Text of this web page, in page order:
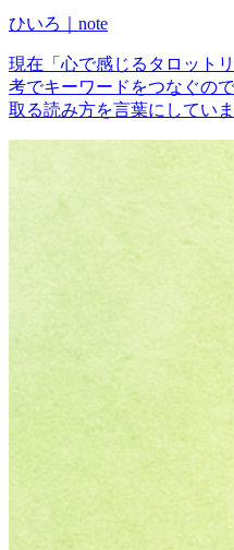
ひいろ｜note
現在「心で感じるタロット
考でキーワードをつなぐの
取る読み方を言葉にしていま